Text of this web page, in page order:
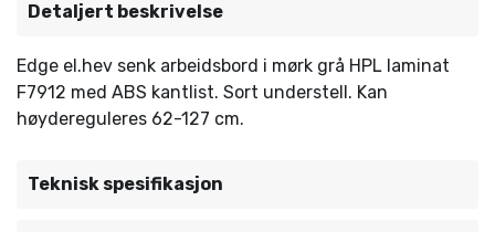
Detaljert beskrivelse
Edge el.hev senk arbeidsbord i mørk grå HPL laminat
F7912 med ABS kantlist. Sort understell. Kan
høydereguleres 62-127 cm.
Teknisk spesifikasjon